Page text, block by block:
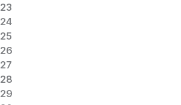
23
24
25
26
27
28
29